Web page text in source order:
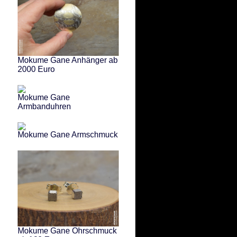
Mokume Gane Anhänger ab
2000 Euro
Mokume Gane
Armbanduhren
Mokume Gane Armschmuck
Mokume Gane Ohrschmuck